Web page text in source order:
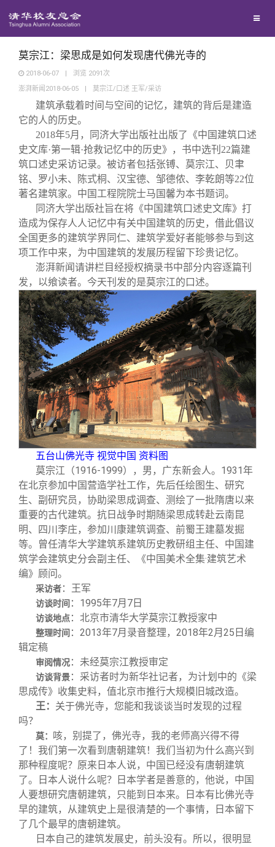
西南联大校友会
义工计划
新媒体平台
青春风采
校友文苑
校友视界
校友服务
终身学习
信息化服务
三创大赛
实用信息
校友总会
总会简介
会长致辞
总会章程
理事会名单
制度法规
联系我们
关闭
莫宗江：梁思成是如何发现唐代佛光寺的
2018-06-07 | 浏览 2091 次
澎湃新闻2018-06-05
| 莫宗江/口述 王军/采访
建筑承载着时间与空间的记忆，建筑的背后是建造
它的人的历史。
2018年5月，同济大学出版社出版了《中国建筑口述
史文库·第一辑·抢救记忆中的历史》，书中选刊22篇建
筑口述史采访记录。被访者包括张镈、莫宗江、贝聿
铭、罗小未、陈式桐、汉宝德、邹德侬、李乾朗等22位
著名建筑家。中国工程院院士马国馨为本书题词。
同济大学出版社旨在将《中国建筑口述史文库》打
造成为保存人人记忆中有关中国建筑的历史，借此倡议
全国更多的建筑学界同仁、建筑学爱好者能够参与到这
项工作中来，为中国建筑的发展历程留下珍贵记忆。
澎湃新闻请讲栏目经授权摘录书中部分内容逐篇刊
发，以飨读者。今天刊发的是莫宗江的口述。
五台山佛光寺 视觉中国 资料图
莫宗江（1916-1999），男，广东新会人。1931年
在北京参加中国营造学社工作，先后任绘图生、研究
生、副研究员，协助梁思成调查、测绘了一批隋唐以来
重要的古代建筑。抗日战争时期随梁思成转赴云南昆
明、四川李庄，参加川康建筑调查、前蜀王建墓发掘
等。曾任清华大学建筑系建筑历史教研组主任、中国建
筑学会建筑史分会副主任、《中国美术全集·建筑艺术
编》顾问。
采访者：王军
访谈时间 ：1995年7月7日
访谈地点：北京市清华大学莫宗江教授家中
整理时间 ：2013年7月录音整理，2018年2月25日编
辑定稿
审阅情况：未经莫宗江教授审定
访谈背景：采访者时为新华社记者，为计划中的《梁
思成传》收集史料，值北京市推行大规模旧城改造。
王： 关于佛光寺，您能和我谈谈当时发现的过程
吗？
莫： 咳，别提了，佛光寺，我的老师高兴得不得
了！我们第一次看到唐朝建筑！我们当初为什么高兴到
那种程度呢？原来日本人说，中国已经没有唐朝建筑
了。日本人说什么呢？日本学者是善意的，他说，中国
人要想研究唐朝建筑，只能到日本来。日本有比佛光寺
早的建筑，从建筑史上是很清楚的一个事情，日本留下
了几个最早的唐朝建筑。
日本自己的建筑发展史，前头没有。所以，很明显